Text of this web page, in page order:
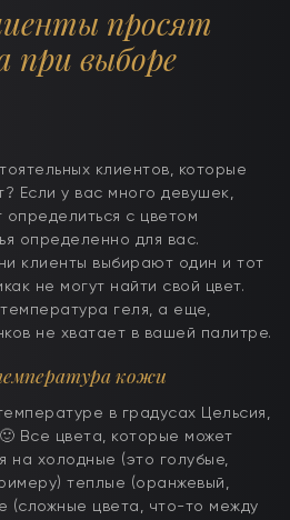
просят
при выборе
клиентов, которые
Если у вас много девушек,
определиться с цветом
определенно для вас.
клиенты выбирают один и тот
не могут найти свой цвет.
геля, а еще,
не хватает в вашей палитре.
кожи
в градусах Цельсия,
🙂 Все цвета, которые может
на холодные (это голубые,
теплые (оранжевый,
(сложные цвета, что-то между